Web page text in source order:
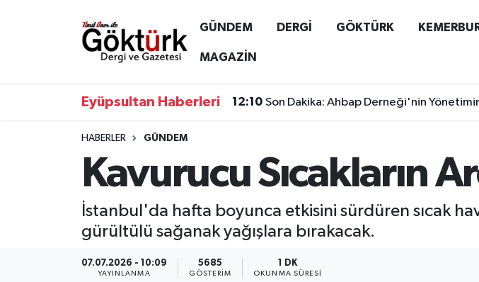
GÜNDEM DERGİ GÖKTÜRK
MAGAZİN
Eyüpsultan Haberleri 12:10 Son Dakika: Ahbap Derneği'nin
HABERLER GÜNDEM
Kavurucu Sıcakların
İstanbul'da hafta boyunca etkisini sürdüren sıcak
gürültülü sağanak yağışlara bırakacak.
07.07.2026 - 10:09
YAYINLANMA
5685
GÖSTERIM
1 DK
OKUNMA SÜRESI
Anne Çocuk
EKONOMİ
GÖKTÜRK
Eyüpsultan Hava Durumu
Tüm Manşetler
Son Dakika Haberleri
Haber Arşivi